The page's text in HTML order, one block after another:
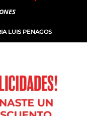
LUIS PENAGOS